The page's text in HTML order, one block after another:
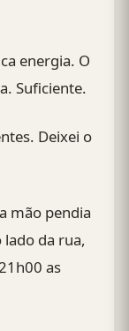
energia. O
Suficiente.
Deixei o
mão pendia
da rua,
as